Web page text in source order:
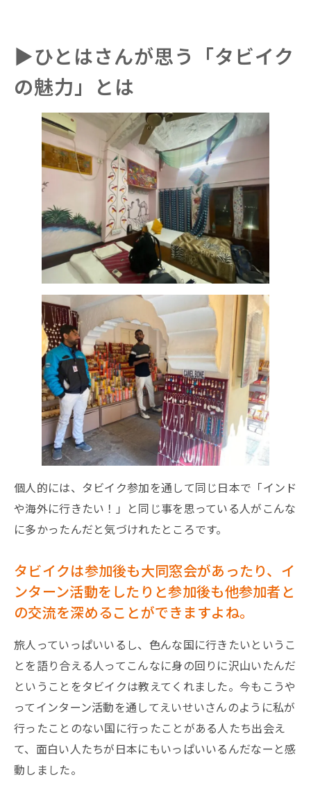
▶︎ひとはさんが思う「タビイク
の魅力」とは
個人的には、タビイク参加を通して同じ日本で「インド
や海外に行きたい！」と同じ事を思っている人がこんな
に多かったんだと気づけれたところです。
タビイクは参加後も大同窓会があったり、イ
ンターン活動をしたりと参加後も他参加者と
の交流を深めることができますよね。
旅人っていっぱいいるし、色んな国に行きたいというこ
とを語り合える人ってこんなに身の回りに沢山いたんだ
ということをタビイクは教えてくれました。今もこうや
ってインターン活動を通してえいせいさんのように私が
行ったことのない国に行ったことがある人たち出会え
て、面白い人たちが日本にもいっぱいいるんだなーと感
動しました。